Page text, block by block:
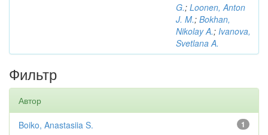
G.; Loonen, Anton
J. M.; Bokhan,
Nikolay A.; Ivanova,
Svetlana A.
Фильтр
Автор
1
Boiko, Anastasiia S.